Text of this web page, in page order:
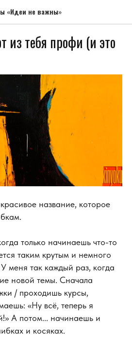
«Идеи не важны»
из тебя профи (и это
название, которое
только начинаешь что-то
таким крутым и немного
меня так каждый раз, когда
новой темы. Сначала
/ проходишь курсы,
«Ну всё, теперь я
А потом... начинаешь и
и косяках.